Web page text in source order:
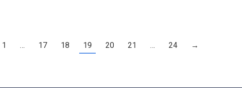
1 … 17 18 19 20 21 … 24 →